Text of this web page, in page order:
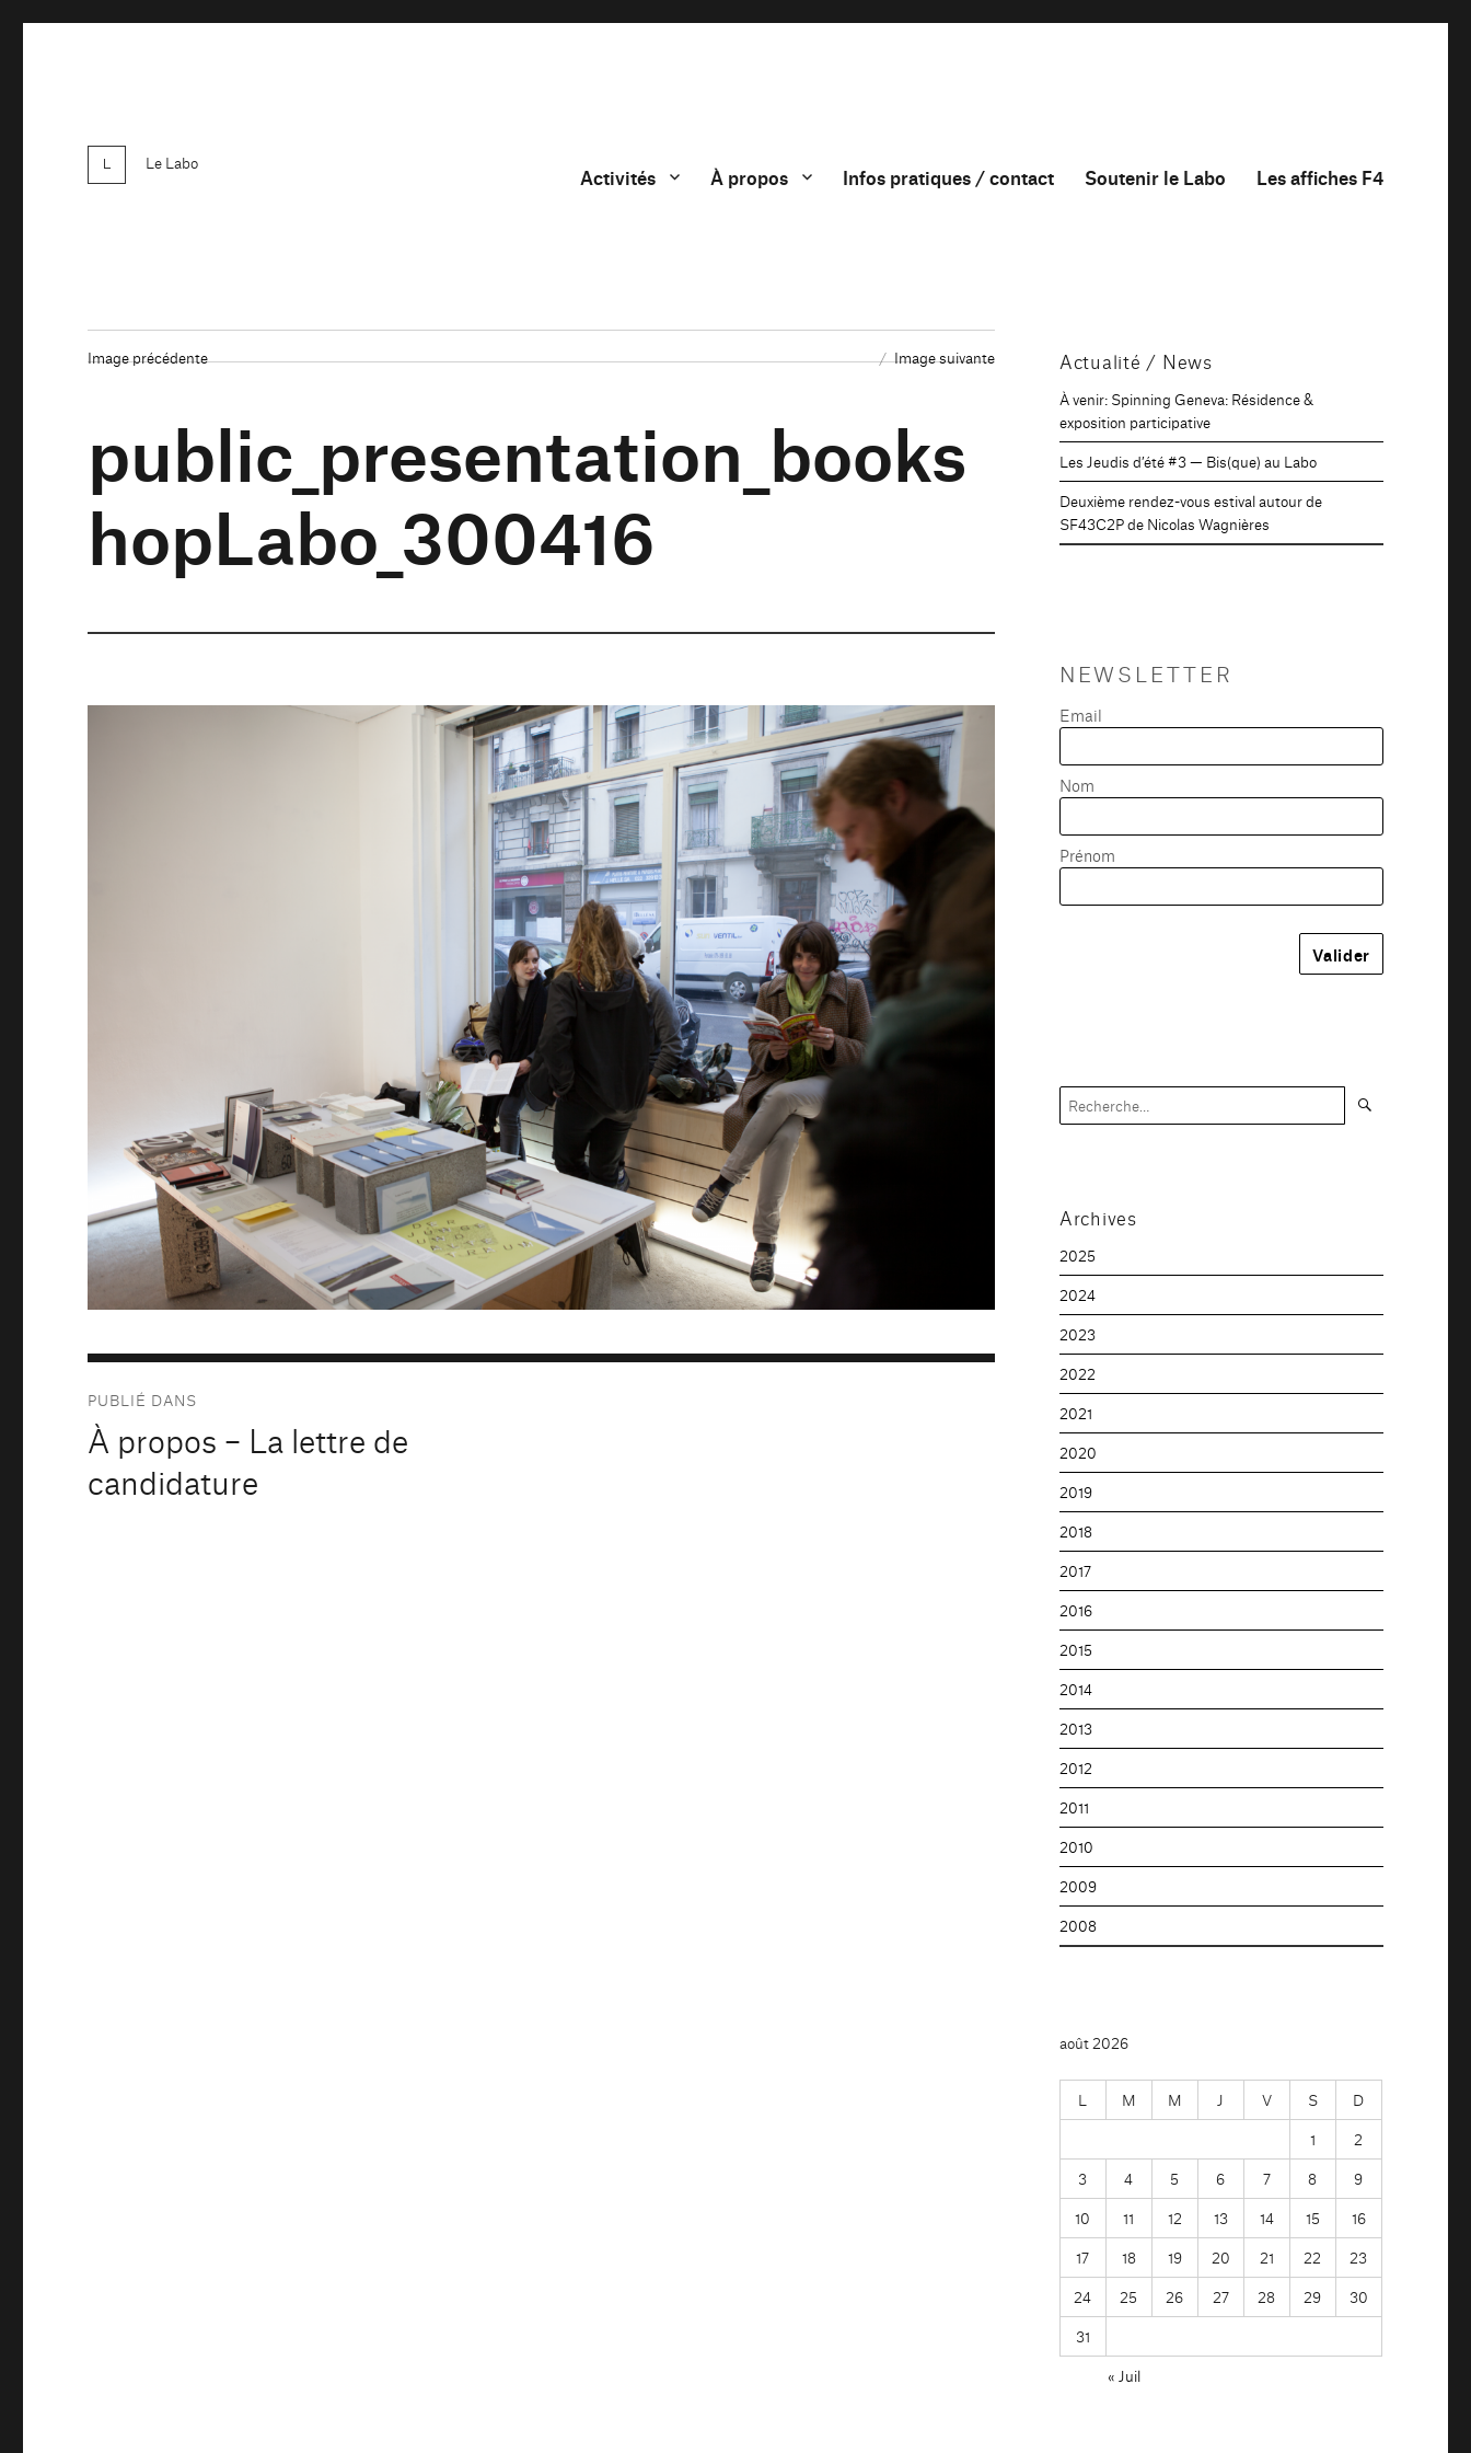
Le Labo
Activités À propos Infos pratiques / contact Soutenir le Labo Les affiches F4
Image précédente Image suivante
public_presentation_books
hopLabo_300416
de
l’article
PUBLIÉ DANS
À propos – La lettre de
candidature
Actualité / News
À venir: Spinning Geneva: Résidence &
exposition participative
Les Jeudis d’été #3 — Bis(que) au Labo
Deuxième rendez-vous estival autour de
SF43C2P de Nicolas Wagnières
NEWSLETTER
Email
Nom
Prénom
Recherche
pour :
Archives
2025
2024
2023
2022
2021
2020
2019
2018
2017
2016
2015
2014
2013
2012
2011
2010
2009
2008
août 2026
L M M J V S
D
1
2
3
4 5 6 7 8
9
10
11 12 13 14 15
16
17
18 19 20 21 22
23
24
25 26 27 28 29
30
31
« Juil